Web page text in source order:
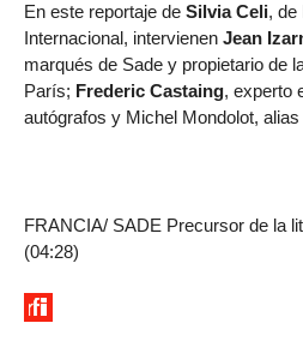
En este reportaje de Silvia Celi, de
Internacional, intervienen Jean
marqués de Sade y propietario de
París; Frederic Castaing, experto
autógrafos y Michel Mondolot, alias
FRANCIA/ SADE Precursor de la
(04:28)